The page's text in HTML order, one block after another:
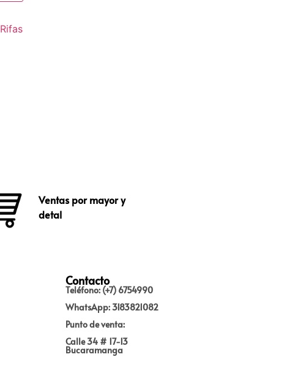
Rifas
Ventas por mayor y
detal
Contacto
Teléfono: (+7) 6754990
WhatsApp: 3183821082
Punto de venta:
Calle 34 # 17-13
Bucaramanga